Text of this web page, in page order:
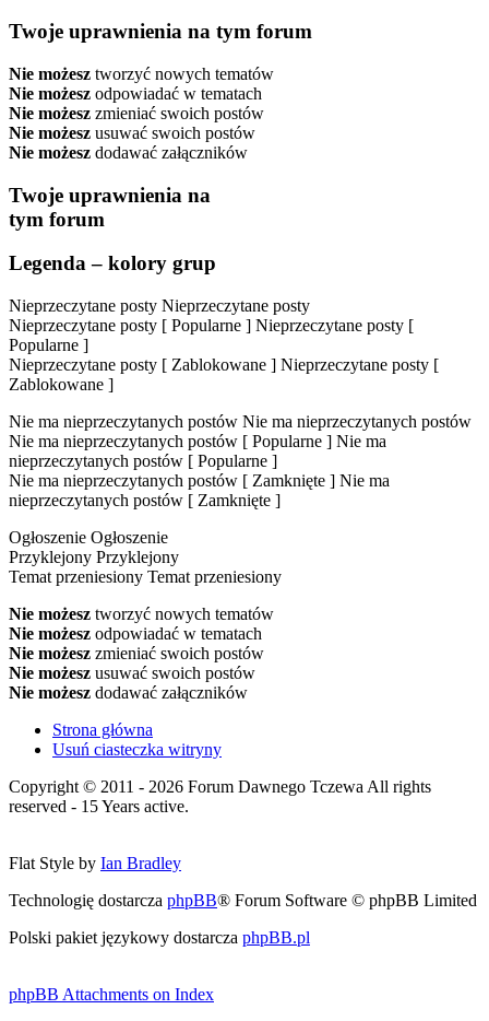
Twoje uprawnienia na tym forum
Nie możesz tworzyć nowych tematów
Nie możesz odpowiadać w tematach
Nie możesz zmieniać swoich postów
Nie możesz usuwać swoich postów
Nie możesz dodawać załączników
Twoje uprawnienia na
tym forum
Legenda – kolory grup
Nieprzeczytane posty Nieprzeczytane posty
Nieprzeczytane posty [ Popularne ] Nieprzeczytane posty [
Popularne ]
Nieprzeczytane posty [ Zablokowane ] Nieprzeczytane posty [
Zablokowane ]
Nie ma nieprzeczytanych postów Nie ma nieprzeczytanych postów
Nie ma nieprzeczytanych postów [ Popularne ] Nie ma
nieprzeczytanych postów [ Popularne ]
Nie ma nieprzeczytanych postów [ Zamknięte ] Nie ma
nieprzeczytanych postów [ Zamknięte ]
Ogłoszenie Ogłoszenie
Przyklejony Przyklejony
Temat przeniesiony Temat przeniesiony
Nie możesz tworzyć nowych tematów
Nie możesz odpowiadać w tematach
Nie możesz zmieniać swoich postów
Nie możesz usuwać swoich postów
Nie możesz dodawać załączników
Strona główna
Usuń ciasteczka witryny
Copyright © 2011 - 2026 Forum Dawnego Tczewa All rights
reserved - 15 Years active.
Flat Style by Ian Bradley
Technologię dostarcza phpBB® Forum Software © phpBB Limited
Polski pakiet językowy dostarcza phpBB.pl
phpBB Attachments on Index